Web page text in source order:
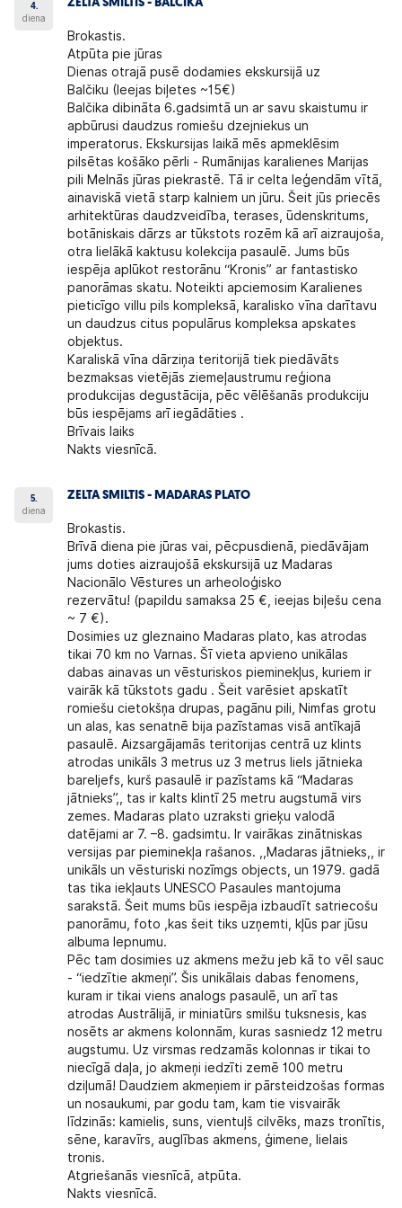
4.
diena
ZELTA SMILTIS - BALČIKA
Brokastis.
Atpūta pie jūras
Dienas otrajā pusē dodamiesekskursijā uz
Balčiku (Ieejas biļetes ~15€)
Balčika dibināta 6.gadsimtā un ar savu skaistumu ir
apbūrusi daudzus romiešu dzejniekus un
imperatorus. Ekskursijas laikā mēs apmeklēsim
pilsētas košāko pērli - Rumānijas karalienes Marijas
pili Melnās jūras piekrastē. Tā ir celta leģendām vītā,
ainaviskā vietā starp kalniem un jūru. Šeit jūs priecēs
arhitektūras daudzveidība, terases, ūdenskritums,
botāniskais dārzs ar tūkstots rozēm kā arī aizraujoša,
otra lielākā kaktusu kolekcija pasaulē. Jums būs
iespēja aplūkot restorānu “Kronis” ar fantastisko
panorāmas skatu. Noteikti apciemosim Karalienes
pieticīgo villu pils kompleksā, karalisko vīna darītavu
un daudzus citus populārus kompleksa apskates
objektus.
Karaliskā vīna dārziņa teritorijā tiek piedāvāts
bezmaksas vietējās ziemeļaustrumu reģiona
produkcijas degustācija, pēc vēlēšanās produkciju
būs iespējams arī iegādāties .
Brīvais laiks
Nakts viesnīcā.
5.
diena
ZELTA SMILTIS - MADARAS PLATO
Brokastis.
Brīvā diena pie jūras vai, pēcpusdienā, piedāvājam
jums doties aizraujošā ekskursijā uz Madaras
Nacionālo Vēstures un arheoloģisko
rezervātu! (papildu samaksa 25 €, ieejas biļešu cena
~ 7 €).
Dosimies uz gleznaino Madaras plato, kas atrodas
tikai 70 km no Varnas. Šī vieta apvieno unikālas
dabas ainavas un vēsturiskos pieminekļus, kuriem ir
vairāk kā tūkstots gadu . Šeit varēsiet apskatīt
romiešu cietokšņa drupas, pagānu pili, Nimfas grotu
un alas, kas senatnē bija pazīstamas visā antīkajā
pasaulē. Aizsargājamās teritorijas centrā uz klints
atrodas unikāls 3 metrus uz 3 metrus liels jātnieka
bareljefs, kurš pasaulē ir pazīstams kā “Madaras
jātnieks”,, tas ir kalts klintī 25 metru augstumā virs
zemes. Madaras plato uzraksti grieķu valodā
datējami ar 7. –8. gadsimtu. Ir vairākas zinātniskas
versijas par pieminekļa rašanos. ,,Madaras jātnieks,, ir
unikāls un vēsturiski nozīmgs objects, un 1979. gadā
tas tika iekļauts UNESCO Pasaules mantojuma
sarakstā. Šeit mums būs iespēja izbaudīt satriecošu
panorāmu, foto ,kas šeit tiks uzņemti, kļūs par jūsu
albuma lepnumu.
Pēc tam dosimies uz akmens mežu jeb kā to vēl sauc
- “iedzītie akmeņi”. Šis unikālais dabas fenomens,
kuram ir tikai viens analogs pasaulē, un arī tas
atrodas Austrālijā, ir miniatūrs smilšu tuksnesis, kas
nosēts ar akmens kolonnām, kuras sasniedz 12 metru
augstumu. Uz virsmas redzamās kolonnas ir tikai to
niecīgā daļa, jo akmeņi iedzīti zemē 100 metru
dziļumā! Daudziem akmeņiem ir pārsteidzošas formas
un nosaukumi, par godu tam, kam tie visvairāk
līdzinās: kamielis, suns, vientuļš cilvēks, mazs tronītis,
sēne, karavīrs, auglības akmens, ģimene, lielais
tronis.
Atgriešanās viesnīcā, atpūta.
Nakts viesnīcā.